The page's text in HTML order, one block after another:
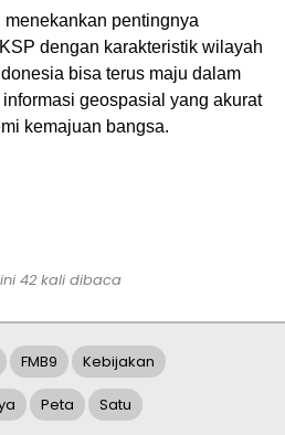
pentingnya
dengan karakteristik wilayah
bisa terus maju dalam
geospasial yang akurat
kemajuan bangsa.
42 kali dibaca
FMB9 Kebijakan
Peta Satu